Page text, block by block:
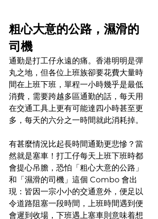
粗心大意的公路，濕滑的
司機
通勤是打工仔永遠的痛。香港明明是彈
丸之地，但各位上班族卻要花費大量時
間在上班下班，單程一小時幾乎是最低
消費，需要跨越多區通勤的話，每天用
在交通工具上更有可能達四小時甚至更
多，每天的六分之一時間就此消耗掉。
有甚麼情況比起長時間通勤更悲慘？當
然就是塞車！打工仔每天上班下班時都
會提心吊膽，恐怕「粗心大意的公路」
和「濕滑的司機」這個 Combo 會出
現：皆因一宗小小的交通意外，便足以
令道路阻塞一段時間，上班時間遇到便
會遲到收場，下班遇上塞車則意味着想